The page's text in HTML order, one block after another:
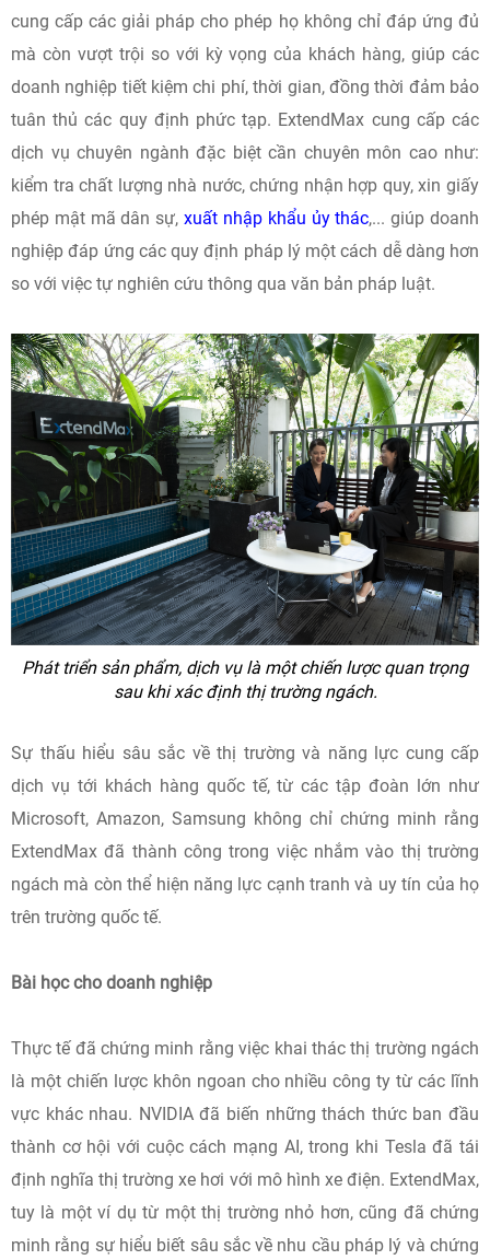
cung cấp các giải pháp cho phép họ không chỉ đáp ứng đủ
mà còn vượt trội so với kỳ vọng của khách hàng, giúp các
doanh nghiệp tiết kiệm chi phí, thời gian, đồng thời đảm bảo
tuân thủ các quy định phức tạp. ExtendMax cung cấp các
dịch vụ chuyên ngành đặc biệt cần chuyên môn cao như:
kiểm tra chất lượng nhà nước, chứng nhận hợp quy, xin giấy
phép mật mã dân sự,xuất nhập khẩu ủy thác,... giúp doanh
nghiệp đáp ứng các quy định pháp lý một cách dễ dàng hơn
so với việc tự nghiên cứu thông qua văn bản pháp luật.
Phát triển sản phẩm, dịch vụ là một chiến lược quan trọng
sau khi xác định thị trường ngách.
Sự thấu hiểu sâu sắc về thị trường và năng lực cung cấp
dịch vụ tới khách hàng quốc tế, từ các tập đoàn lớn như
Microsoft, Amazon, Samsung không chỉ chứng minh rằng
ExtendMax đã thành công trong việc nhắm vào thị trường
ngách mà còn thể hiện năng lực cạnh tranh và uy tín của họ
trên trường quốc tế.
Bài học cho doanh nghiệp
Thực tế đã chứng minh rằng việc khai thác thị trường ngách
là một chiến lược khôn ngoan cho nhiều công ty từ các lĩnh
vực khác nhau. NVIDIA đã biến những thách thức ban đầu
thành cơ hội với cuộc cách mạng AI, trong khi Tesla đã tái
định nghĩa thị trường xe hơi với mô hình xe điện. ExtendMax,
tuy là một ví dụ từ một thị trường nhỏ hơn, cũng đã chứng
minh rằng sự hiểu biết sâu sắc về nhu cầu pháp lý và chứng